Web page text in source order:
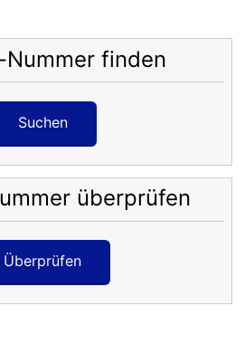
Nummer finden
Suchen
überprüfen
Überprüfen